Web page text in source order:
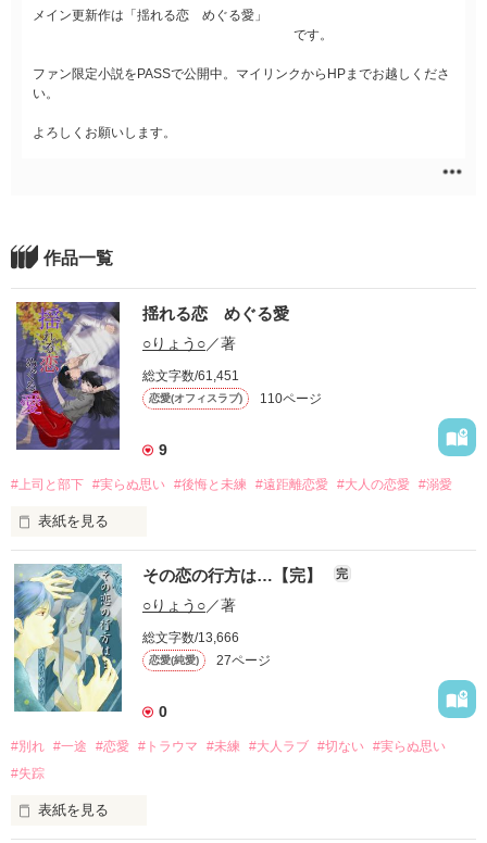
メイン更新作は「揺れる恋 めぐる愛」
です。
ファン限定小説をPASSで公開中。マイリンクからHPまでお越しくださ
い。
よろしくお願いします。
作品一覧
揺れる恋 めぐる愛
○りょう○／著
総文字数/61,451
恋愛(オフィスラブ) 110ページ
9
#上司と部下 #実らぬ思い #後悔と未練 #遠距離恋愛 #大人の恋愛 #溺愛
表紙を見る
恋する想いは揺れて　愛ゆえの願いはめぐる
大学を卒業した。
第一希望ではなかったけど……
それでも就職できた。
住み慣れた土地に後ろ髪をひかれながら……
新しい土地で初めての独り暮らしと仕事。
その恋の行方は…【完】 完
○りょう○／著
総文字数/13,666
恋愛(純愛) 27ページ
0
#別れ #一途 #恋愛 #トラウマ #未練 #大人ラブ #切ない #実らぬ思い
#失踪
表紙を見る